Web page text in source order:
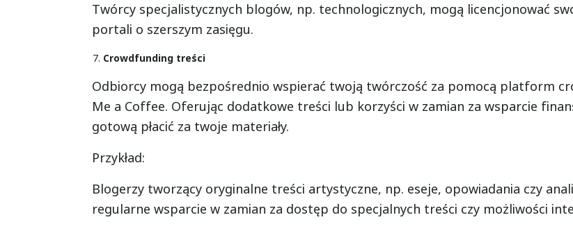
Twórcy specjalistycznych blogów, np. technologicznych, mogą licencjonować
portali o szerszym zasięgu.
Crowdfunding treści
Odbiorcy mogą bezpośrednio wspierać twoją twórczość za pomocą platform
Me a Coffee. Oferując dodatkowe treści lub korzyści w zamian za wsparcie
gotową płacić za twoje materiały.
Przykład:
Blogerzy tworzący oryginalne treści artystyczne, np. eseje, opowiadania czy
regularne wsparcie w zamian za dostęp do specjalnych treści czy możliwości